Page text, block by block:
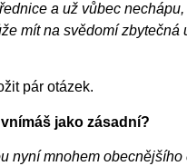
a už vůbec
mít na svědomí zbytečná
pár otázek.
jako zásadní?
nyní mnohem obecnějšího